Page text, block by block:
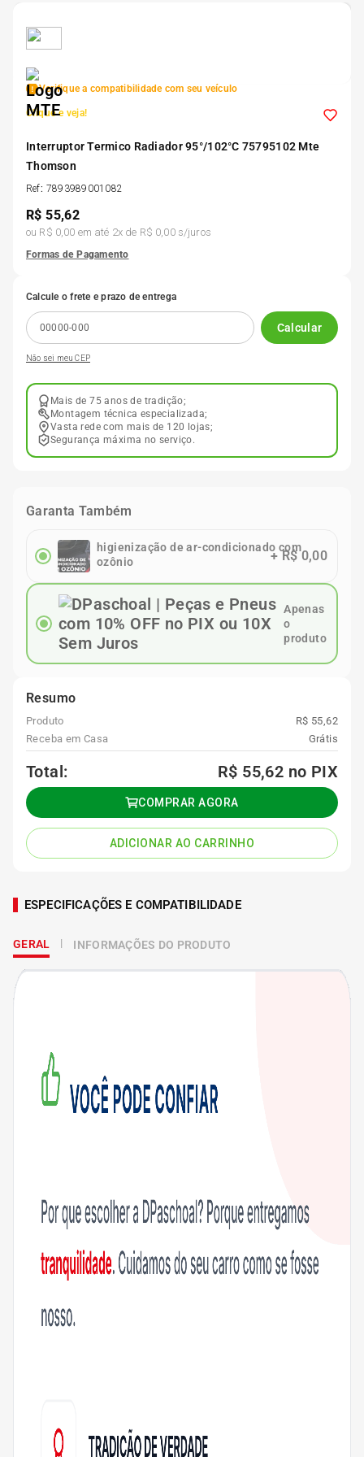
Verifique a compatibilidade com seu veículo
Clique e veja!
Interruptor Termico Radiador 95°/102°C 75795102 Mte
Thomson
Ref: 7893989001082
R$55,62
ou R$ 0,00 em até 2x de R$ 0,00s/juros
Formas de Pagamento
Calcule o frete e prazo de entrega
Calcular
Não sei meu CEP
Mais de 75 anos de tradição;
Montagem técnica especializada;
Vasta rede com mais de 120 lojas;
Segurança máxima no serviço.
Garanta Também
higienização de ar-condicionado com
ozônio
+R$ 0,00
Apenas
o
produto
Resumo
Produto
R$ 55,62
Receba em Casa
Grátis
Total: R$ 55,62 no PIX
COMPRAR AGORA
ADICIONAR AO CARRINHO
ESPECIFICAÇÕES E COMPATIBILIDADE
GERAL INFORMAÇÕES DO PRODUTO
5º
7
8º
9º 195 55r15